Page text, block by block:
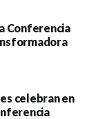
Conferencia
celebran en